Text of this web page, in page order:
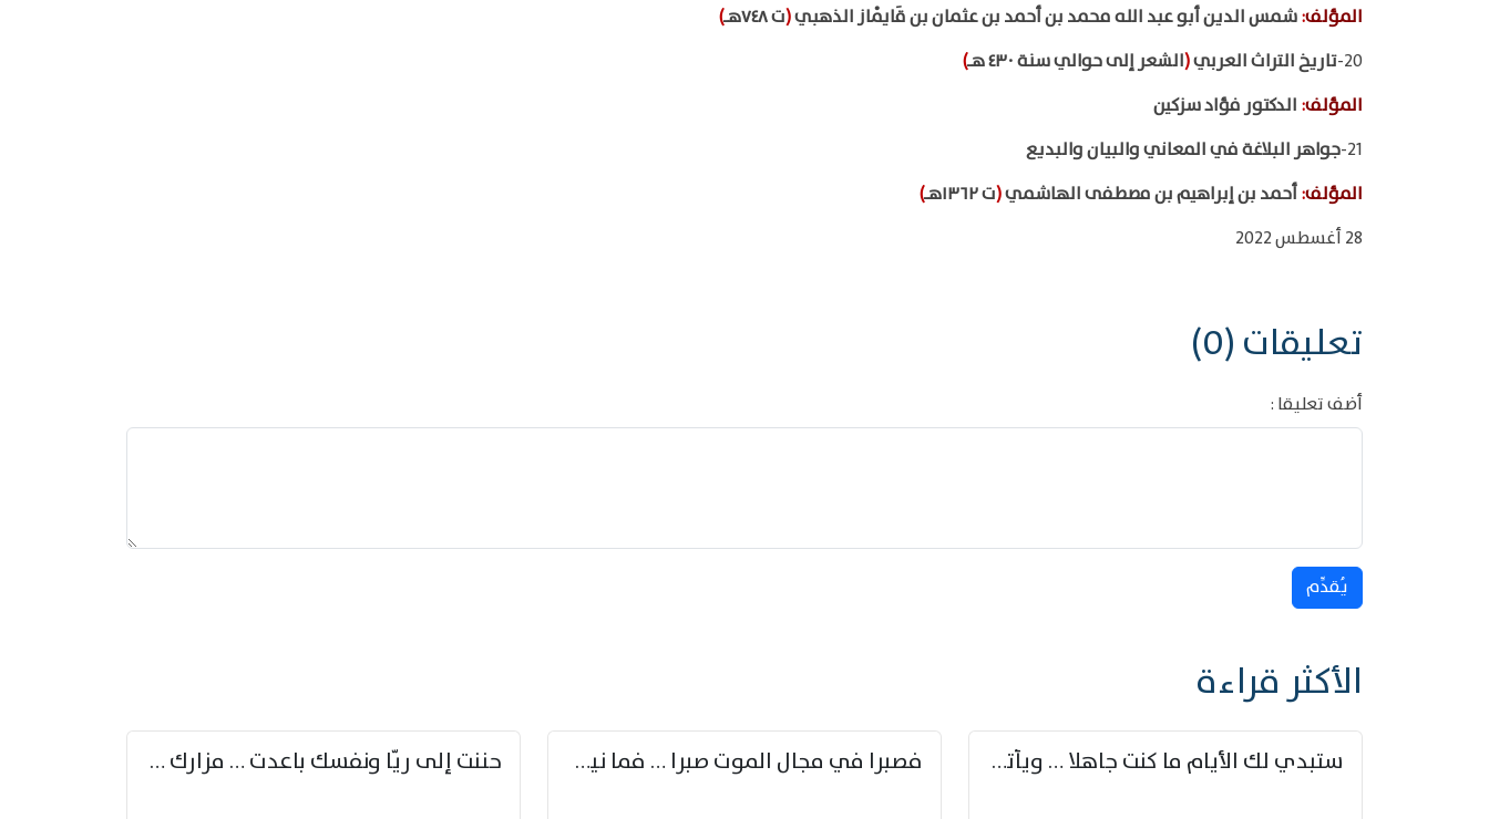
المؤلف:شمس الدين أبو عبد الله محمد بن أحمد بن عثمان بن قَايْماز الذهبي(ت ٧٤٨هـ
)
20- تاريخ التراث العربي(الشعر إلى حوالي سنة ٤٣٠ هـ
)
المؤلف: الدكتور فؤاد سزكين
21- جواهر البلاغة في المعاني والبيان والبديع
المؤلف:أحمد بن إبراهيم بن مصطفى الهاشمي(ت ١٣٦٢هـ
)
28 أغسطس 2022
تعليقات (0)
أضف تعليقا :
يُقدِّم
الأكثر قراءة
ستبدي لك الأيام ما كنت جاهلا … ويأتيك بالأخبار من لم تزوّد فصبرا في مجال الموت صبرا … فما نيل الخلود بمستطاع حننت إلى ريّا ونفسك باعدت … مزارك من ريّا وشعباكما معا